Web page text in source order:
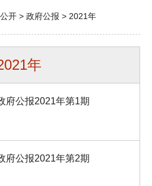
开 > 政府公报 > 2021年
年
府公报2021年第1期
府公报2021年第2期